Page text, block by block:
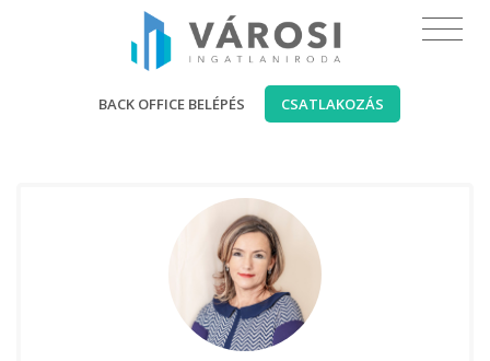
BACK OFFICE BELÉPÉS CSATLAKOZÁS